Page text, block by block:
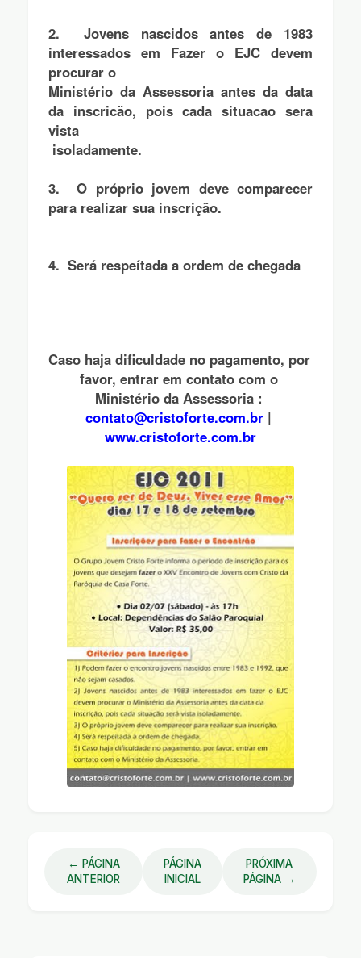
2.  Jovens nascidos antes de 1983
interessados em Fazer o EJC devem
procurar o
Ministério da Assessoria antes da data
da inscricäo, pois cada situacao sera
vista
isoladamente.
3.  O próprio jovem deve comparecer
para realizar sua inscrição.
4.  Será respeítada a ordem de chegada
Caso haja dificuldade no pagamento, por
favor, entrar em contato com o
contato@cristoforte.com.br
www.cristoforte.com.br
← PÁGINA
ANTERIOR
PÁGINA
INICIAL
PRÓXIMA
PÁGINA →